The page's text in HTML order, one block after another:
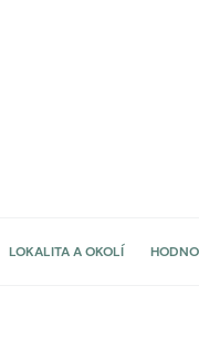
LOKALITA A OKOLÍ